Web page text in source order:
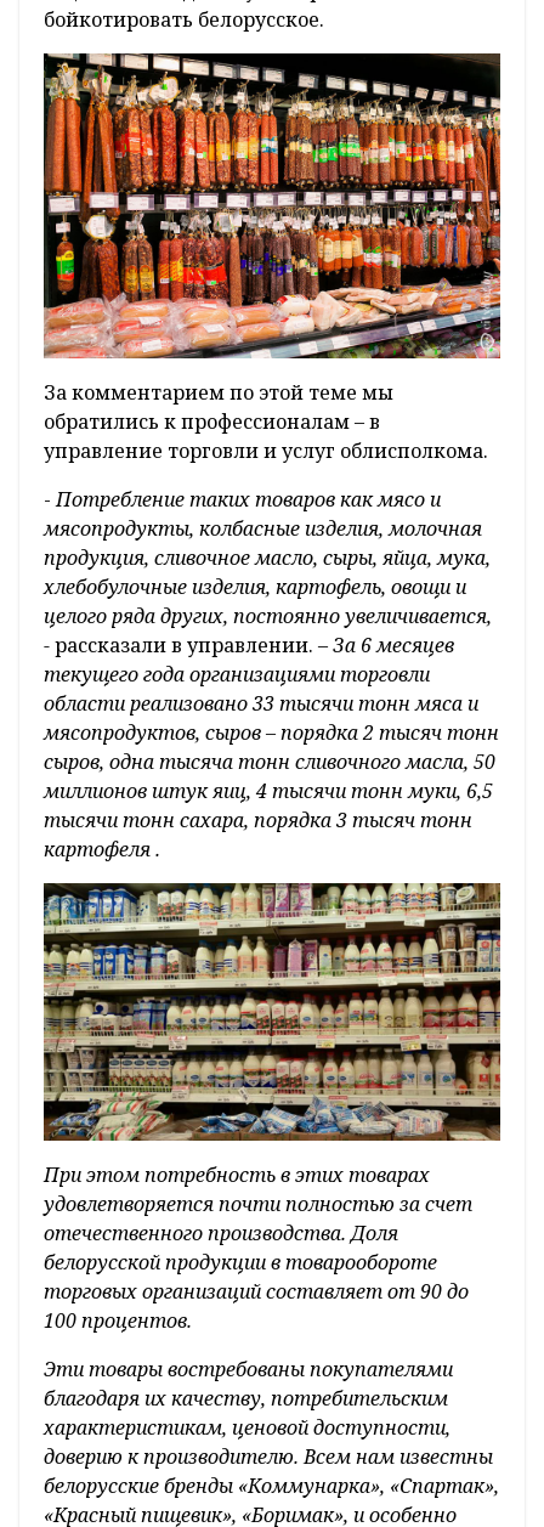
бойкотировать белорусское.
За комментарием по этой теме мы
обратились к профессионалам – в
управление торговли и услуг облисполкома.
-Потребление таких товаров как мясо и
мясопродукты, колбасные изделия, молочная
продукция, сливочное масло, сыры, яйца, мука,
хлебобулочные изделия, картофель, овощи и
целого ряда других, постоянно увеличивается,
-рассказали в управлении. – За 6 месяцев
текущего года организациями торговли
области реализовано 33 тысячи тонн мяса и
мясопродуктов, сыров – порядка 2 тысяч тонн
сыров, одна тысяча тонн сливочного масла, 50
миллионов штук яиц, 4 тысячи тонн муки, 6,5
тысячи тонн сахара, порядка 3 тысяч тонн
картофеля .
При этом потребность в этих товарах
удовлетворяется почти полностью за счет
отечественного производства. Доля
белорусской продукции в товарообороте
торговых организаций составляет от 90 до
100 процентов.
Эти товары востребованы покупателями
благодаря их качеству, потребительским
характеристикам, ценовой доступности,
доверию к производителю. Всем нам известны
белорусские бренды «Коммунарка», «Спартак»,
«Красный пищевик», «Боримак», и особенно